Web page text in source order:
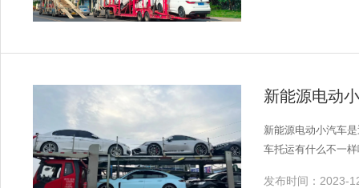
新能源电动
新能源电动小汽车
车托运有什么不一
发布时间：2023-